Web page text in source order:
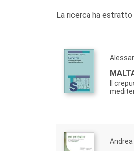
La ricerca ha
Il
Andrea